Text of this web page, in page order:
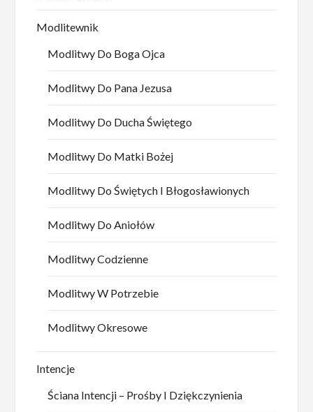
Modlitewnik
Modlitwy Do Boga Ojca
Modlitwy Do Pana Jezusa
Modlitwy Do Ducha Świętego
Modlitwy Do Matki Bożej
Modlitwy Do Świętych I Błogosławionych
Modlitwy Do Aniołów
Modlitwy Codzienne
Modlitwy W Potrzebie
Modlitwy Okresowe
Intencje
Ściana Intencji – Prośby I Dziękczynienia